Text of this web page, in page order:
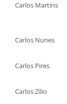
Carlos Martins
Carlos Nunes
Carlos Pires
Carlos Zilio